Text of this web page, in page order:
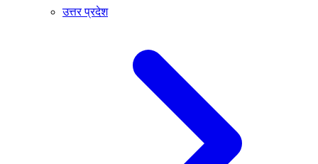
उत्तर प्रदेश